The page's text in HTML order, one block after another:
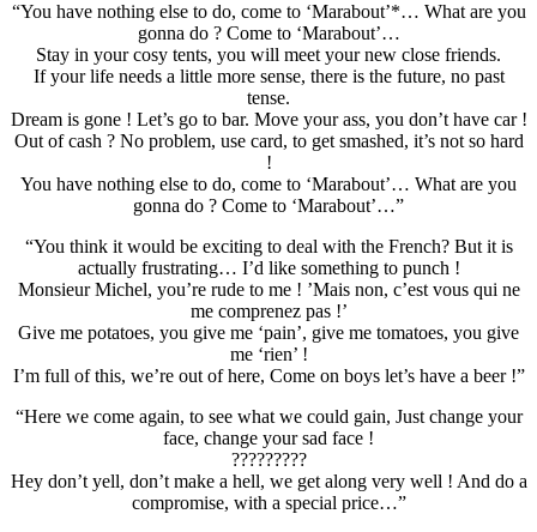
“You have nothing else to do, come to ‘Marabout’*… What are you
gonna do ? Come to ‘Marabout’…
Stay in your cosy tents, you will meet your new close friends.
If your life needs a little more sense, there is the future, no past
tense.
Dream is gone ! Let’s go to bar. Move your ass, you don’t have car !
Out of cash ? No problem, use card, to get smashed, it’s not so hard
!
You have nothing else to do, come to ‘Marabout’… What are you
gonna do ? Come to ‘Marabout’…”
“You think it would be exciting to deal with the French? But it is
actually frustrating… I’d like something to punch !
Monsieur Michel, you’re rude to me ! ’Mais non, c’est vous qui ne
me comprenez pas !’
Give me potatoes, you give me ‘pain’, give me tomatoes, you give
me ‘rien’ !
I’m full of this, we’re out of here, Come on boys let’s have a beer !”
“Here we come again, to see what we could gain, Just change your
face, change your sad face !
?????????
Hey don’t yell, don’t make a hell, we get along very well ! And do a
compromise, with a special price…”